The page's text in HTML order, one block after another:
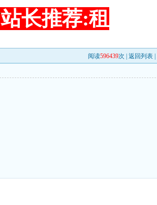
站长推荐:租
阅读596439次 | 返回列表